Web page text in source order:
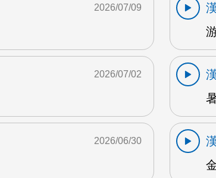
2026/07/09
2026/07/02
2026/06/30